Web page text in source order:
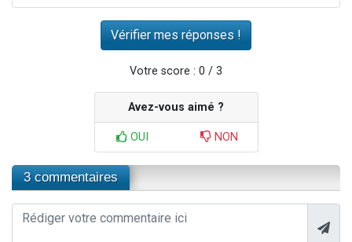
Votre score : 0 / 3
Avez-vous aimé ?
OUI NON
3 commentaires